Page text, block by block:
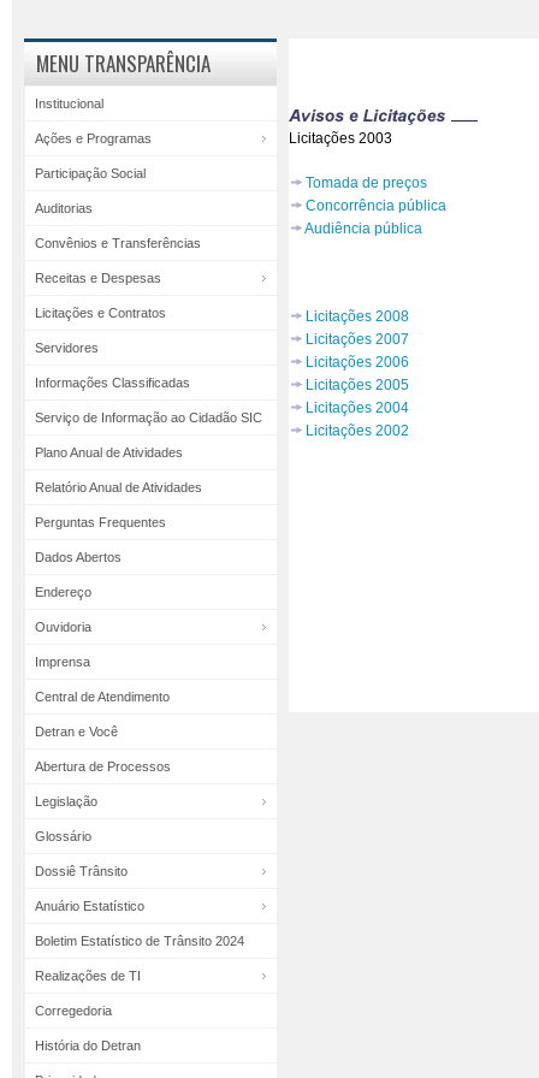
MENU TRANSPARÊNCIA
Institucional
Ações e Programas
Participação Social
Auditorias
Convênios e Transferências
Receitas e Despesas
Licitações e Contratos
Servidores
Informações Classificadas
Serviço de Informação ao Cidadão SIC
Plano Anual de Atividades
Relatório Anual de Atividades
Perguntas Frequentes
Dados Abertos
Endereço
Ouvidoria
Imprensa
Central de Atendimento
Detran e Você
Abertura de Processos
Legislação
Glossário
Dossiê Trânsito
Anuário Estatístico
Boletim Estatístico de Trânsito 2024
Realizações de TI
Corregedoria
História do Detran
Licitações 2003
Tomada de preços
Concorrência pública
Audiência pública
Licitações 2008
Licitações 2007
Licitações 2006
Licitações 2005
Licitações 2004
Licitações 2002